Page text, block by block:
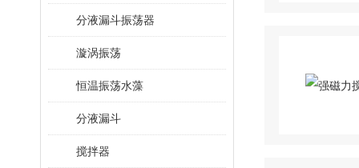
分液漏斗振荡器
漩涡振荡
恒温振荡水藻
分液漏斗
搅拌器